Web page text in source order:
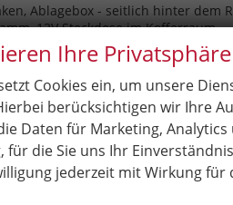
Ablagebox - seitlich hinter dem
12V Steckdose im Kofferraum
Tageszulassung
bestehend aus Menü / Radio /
entwachst und gereinigt
beheizbar (für AG mit DSG-
Ihre Privatsphäre
Cookies ein, um unsere
berücksichtigen wir Ihre
Daten für Marketing, Analytics
für die Sie uns Ihr
jederzeit mit Wirkung für